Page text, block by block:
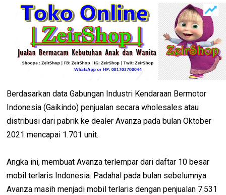
Berdasarkan data Gabungan Industri Kendaraan Bermotor
Indonesia (Gaikindo) penjualan secara wholesales atau
distribusi dari pabrik ke dealer Avanza pada bulan Oktober
2021 mencapai 1.701 unit.
Angka ini, membuat Avanza terlempar dari daftar 10 besar
mobil terlaris Indonesia. Padahal pada bulan sebelumnya
Avanza masih menjadi mobil terlaris dengan penjualan 7.531